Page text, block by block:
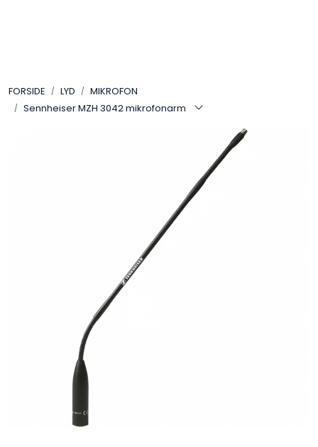
FORSIDE LYD
MIKROFON
Sennheiser MZH 3042 mikrofonarm
LYD
SAMTALEROM